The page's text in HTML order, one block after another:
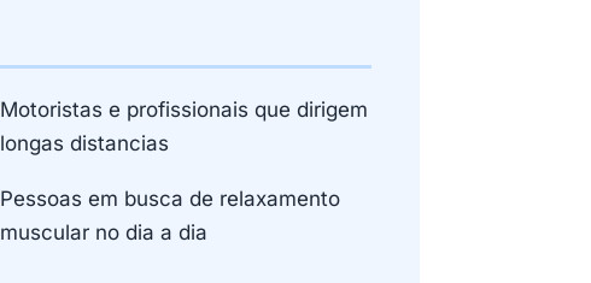
Motoristas e profissionais que dirigem
longas distancias
Pessoas em busca de relaxamento
muscular no dia a dia